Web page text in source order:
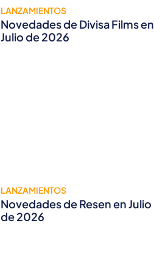
LANZAMIENTOS
Novedades de Divisa Films en
Julio de 2026
LANZAMIENTOS
Novedades de Resen en Julio
de 2026